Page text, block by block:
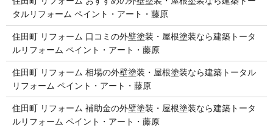
タルリフォーム ペイント・アート・藤原
住田町 リフォーム 口コミの外壁塗装・屋根塗装なら建築トータ
ルリフォーム ペイント・アート・藤原
住田町 リフォーム 相場の外壁塗装・屋根塗装なら建築トータル
リフォーム ペイント・アート・藤原
住田町 リフォーム 補助金の外壁塗装・屋根塗装なら建築トータ
ルリフォーム ペイント・アート・藤原